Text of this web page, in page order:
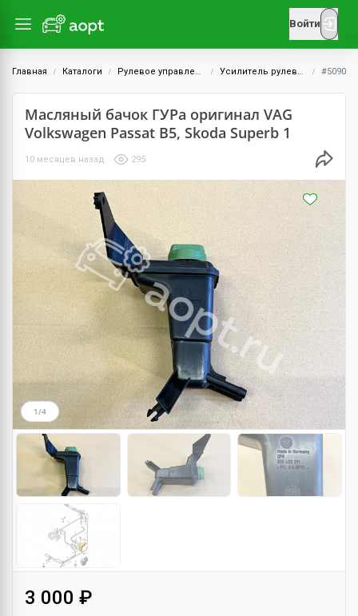
Войти
Главная Каталоги Рулевое управление Усилитель рулевого управления #5090
Масляный бачок ГУРа оригинал VAG
Volkswagen Passat B5, Skoda Superb 1
10 месяцев назад 295
1/4
3 000 ₽